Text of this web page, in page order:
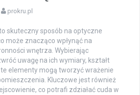
prokru.pl
skuteczny sposób na optyczne
może znacząco wpłynąć na
wnętrza. Wybierając
uwagę na ich wymiary, kształt
elementy mogą tworzyć wrażenie
Kluczowe jest również
co potrafi zdziałać cuda w